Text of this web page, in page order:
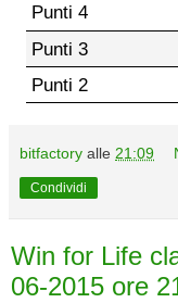
Punti 4
Punti 3
Punti 2
bitfactory alle 21:09
Condividi
Win for Life
06-2015 ore